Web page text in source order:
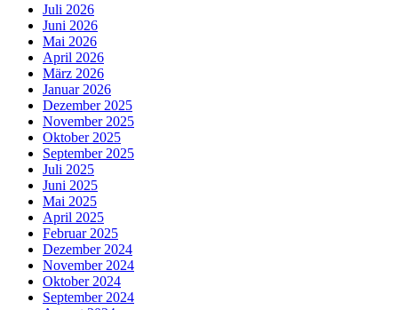
Juli 2026
Juni 2026
Mai 2026
April 2026
März 2026
Januar 2026
Dezember 2025
November 2025
Oktober 2025
September 2025
Juli 2025
Juni 2025
Mai 2025
April 2025
Februar 2025
Dezember 2024
November 2024
Oktober 2024
September 2024